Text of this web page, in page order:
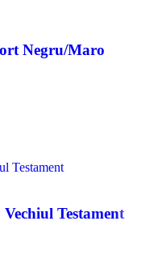
Negru/Maro
Testament